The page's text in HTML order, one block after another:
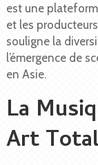
est une
et les
souligne la
l’émergence de
en Asie.
La
Art